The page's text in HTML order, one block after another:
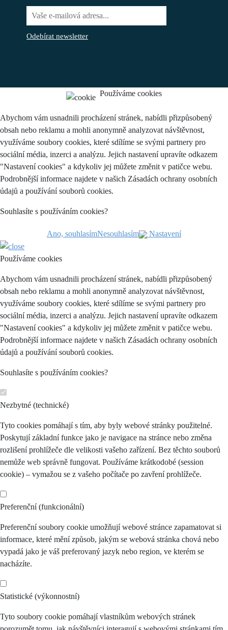
Odebírat newsletter
Používáme cookies
Abychom vám usnadnili procházení stránek, nabídli přizpůsobený
obsah nebo reklamu a mohli anonymně analyzovat návštěvnost,
využíváme soubory cookies, které sdílíme se svými partnery pro
sociální média, inzerci a analýzu. Jejich nastavení upravíte odkazem
"Nastavení cookies" a kdykoliv jej můžete změnit v patičce webu.
Podrobnější informace najdete v našich Zásadách ochrany osobních
údajů a používání souborů cookies.
Souhlasíte s používáním cookies?
Ano, souhlasímNesouhlasím Nastavení
Používáme cookies
Abychom vám usnadnili procházení stránek, nabídli přizpůsobený
obsah nebo reklamu a mohli anonymně analyzovat návštěvnost,
využíváme soubory cookies, které sdílíme se svými partnery pro
sociální média, inzerci a analýzu. Jejich nastavení upravíte odkazem
"Nastavení cookies" a kdykoliv jej můžete změnit v patičce webu.
Podrobnější informace najdete v našich Zásadách ochrany osobních
údajů a používání souborů cookies.
Souhlasíte s používáním cookies?
Nezbytné (technické)
Tyto cookies pomáhají s tím, aby byly webové stránky použitelné.
Poskytují základní funkce jako je navigace na stránce nebo změna
rozlišení prohlížeče dle velikosti vašeho zařízení. Bez těchto souborů
nemůže web správně fungovat. Používáme krátkodobé (session
cookie) – vymažou se z vašeho počítače po zavření prohlížeče.
Preferenční (funkcionální)
Preferenční soubory cookie umožňují webové stránce zapamatovat si
informace, které mění způsob, jakým se webová stránka chová nebo
vypadá jako je váš preferovaný jazyk nebo region, ve kterém se
nacházíte.
Statistické (výkonnostní)
Tyto soubory cookie pomáhají vlastníkům webových stránek